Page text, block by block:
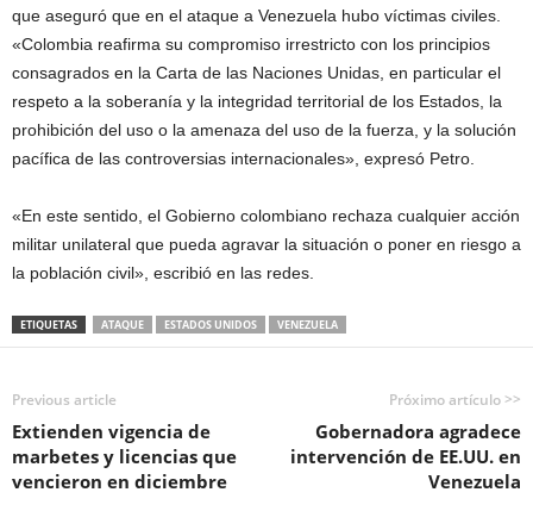
que aseguró que en el ataque a Venezuela hubo víctimas civiles.
«Colombia reafirma su compromiso irrestricto con los principios
consagrados en la Carta de las Naciones Unidas, en particular el
respeto a la soberanía y la integridad territorial de los Estados, la
prohibición del uso o la amenaza del uso de la fuerza, y la solución
pacífica de las controversias internacionales», expresó Petro.
«En este sentido, el Gobierno colombiano rechaza cualquier acción
militar unilateral que pueda agravar la situación o poner en riesgo a
la población civil», escribió en las redes.
ETIQUETAS ATAQUE ESTADOS UNIDOS VENEZUELA
Previous article
Extienden vigencia de
marbetes y licencias que
vencieron en diciembre
Próximo artículo >>
Gobernadora agradece
intervención de EE.UU. en
Venezuela